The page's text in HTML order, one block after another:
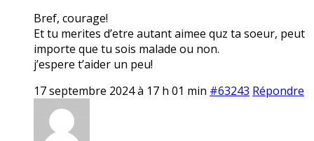
Bref, courage!
Et tu merites d’etre autant aimee quz ta soeur, peut
importe que tu sois malade ou non.
j’espere t’aider un peu!
17 septembre 2024 à 17 h 01 min #63243 Répondre